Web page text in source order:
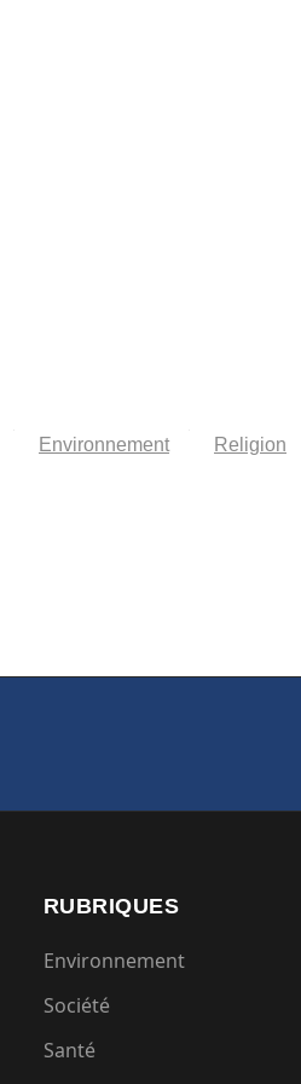
Environnement Religion
RUBRIQUES
Environnement
Société
Santé